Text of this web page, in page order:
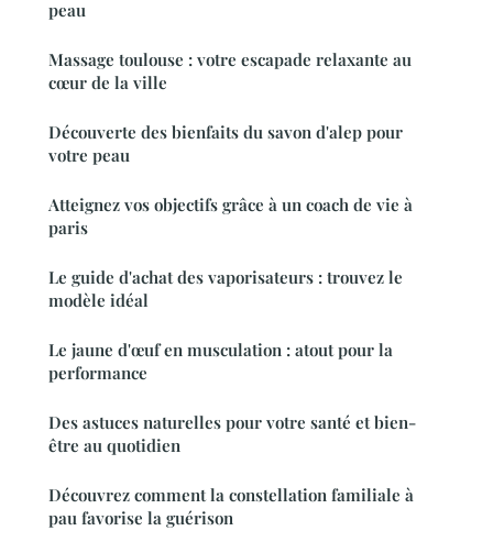
peau
Massage toulouse : votre escapade relaxante au
cœur de la ville
Découverte des bienfaits du savon d'alep pour
votre peau
Atteignez vos objectifs grâce à un coach de vie à
paris
Le guide d'achat des vaporisateurs : trouvez le
modèle idéal
Le jaune d'œuf en musculation : atout pour la
performance
Des astuces naturelles pour votre santé et bien-
être au quotidien
Découvrez comment la constellation familiale à
pau favorise la guérison